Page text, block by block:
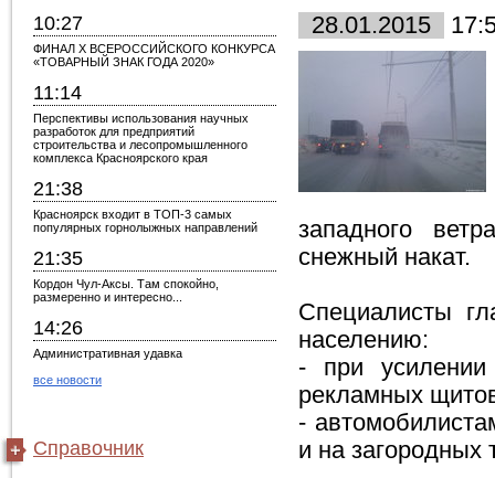
10:27
ФИНАЛ X ВСЕРОССИЙСКОГО КОНКУРСА
«ТОВАРНЫЙ ЗНАК ГОДА 2020»
11:14
Перспективы использования научных
разработок для предприятий
строительства и лесопромышленного
комплекса Красноярского края
21:38
Красноярск входит в ТОП-3 самых
популярных горнолыжных направлений
21:35
Кордон Чул-Аксы. Там спокойно,
размеренно и интересно...
14:26
Административная удавка
все новости
Справочник
28.01.2015
западного
снежный накат.
Специалисты
населению:
- при усилении
рекламных
-
и на загородных